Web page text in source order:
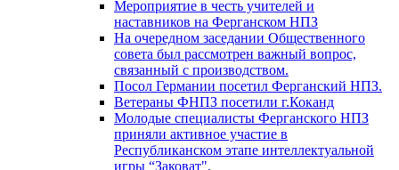
Мероприятие в честь учителей и
наставников на Ферганском НПЗ
На очередном заседании Общественного
совета был рассмотрен важный вопрос,
связанный с производством.
Посол Германии посетил Ферганский НПЗ.
Ветераны ФНПЗ посетили г.Коканд
Молодые специалисты Ферганского НПЗ
приняли активное участие в
Республиканском этапе интеллектуальной
игры “Заковат".